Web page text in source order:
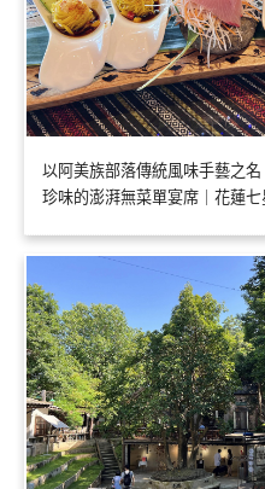
以阿美族部落傳統風味手藝之
珍味的澎湃無菜單宴席｜花蓮